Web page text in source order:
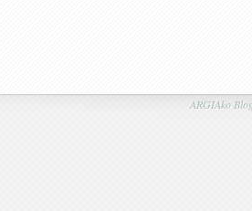
ARGIAko